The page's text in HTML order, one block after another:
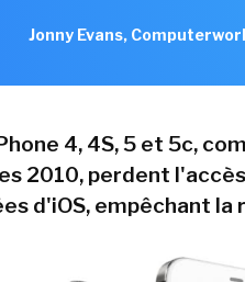
Jonny Evans,
4, 4S, 5 et 5c,
2010, perdent
d'iOS, empêchant